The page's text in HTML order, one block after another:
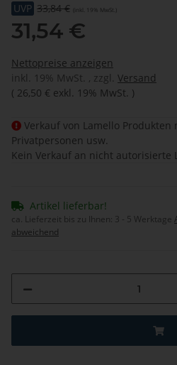
UVP 33,84 € (inkl. 19% MwSt.)
31,54 €
Nettopreise anzeigen
inkl. 19% MwSt. , zzgl. Versand
( 26,50 € exkl. 19% MwSt. )
Verkauf von Lamello Produkten
Privatpersonen usw.
Kein Verkauf an nicht autorisierte
Artikel lieferbar!
ca. Lieferzeit bis zu Ihnen: 3 - 5 Werktage
abweichend